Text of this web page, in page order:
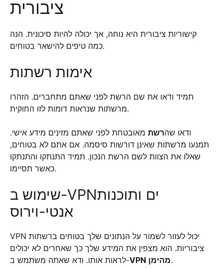
ציבורית
קישוריות ציבורית היא נוחה, אך יכולה להיות סיכונית. הנה
כמה טיפים להישאר בטוחים.
אימות רשתות
תמיד ודאו את שם הרשת לפני שאתם מתחברים. הזהרו
מרשתות שנראות דומות לזו החוקית.
ודאו שהרשת מאובטחת לפני שאתם מזינים מידע אישי.
תמנעו מרשתות שאינן דורשות סיסמה. אם אתם לא בטוחים,
שאלו את הצוות לשם הרשת הנכון. תמיד התנתקו והתנתקו
כאשר תסיימו.
שימוש ב-VPNים ותוכנות
אנטי-וירוס
VPN יכול לעזור לשמור על הנתונים שלך בטוחים ברשתות
ציבוריות. הוא מצפין את המידע שלך כך שאחרים לא יכולים
לראות אותו. ודא שאתה משתמש ב-
VPN מהימן.